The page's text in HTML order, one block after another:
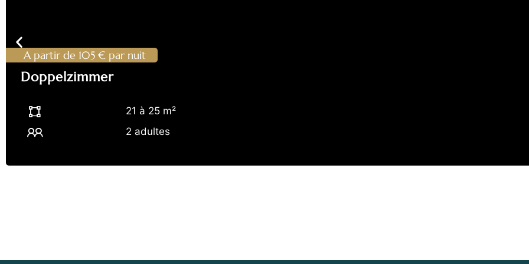
A partir de 105 € par nuit
Doppelzimmer
21 à 25 m²
2 adultes